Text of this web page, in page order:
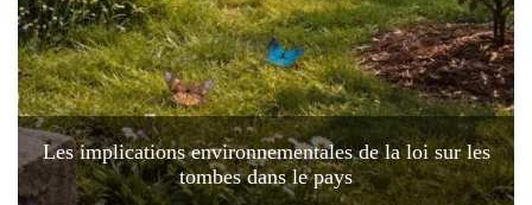
Les implications environnementales de la loi sur les
tombes dans le pays